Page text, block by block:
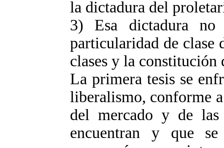
la dictadura del
3) Esa dictadura
particularidad de clase
clases y la constitución
La primera tesis se
liberalismo, conforme
del mercado y de
encuentran y que